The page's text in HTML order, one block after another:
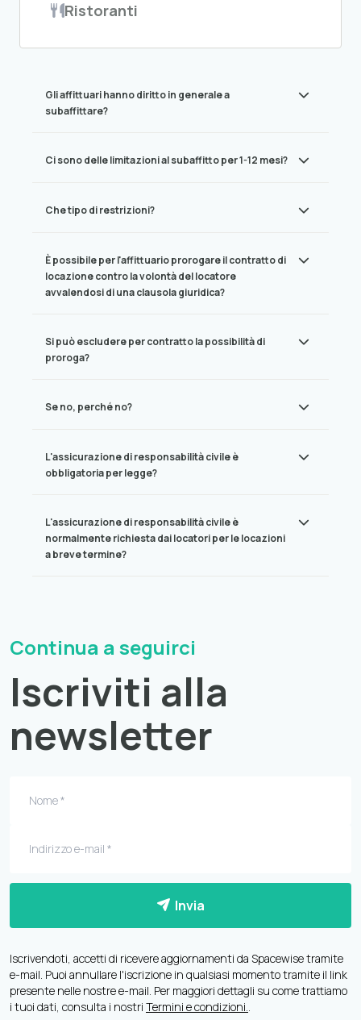
Ristoranti
Gli affittuari hanno diritto in generale a
subaffittare?
Ci sono delle limitazioni al subaffitto per 1-12 mesi?
Che tipo di restrizioni?
È possibile per l'affittuario prorogare il contratto di
locazione contro la volontà del locatore
avvalendosi di una clausola giuridica?
Si può escludere per contratto la possibilità di
proroga?
Se no, perché no?
L'assicurazione di responsabilità civile è
obbligatoria per legge?
L'assicurazione di responsabilità civile è
normalmente richiesta dai locatori per le locazioni
a breve termine?
Continua a seguirci
Iscriviti alla
newsletter
Invia
Iscrivendoti, accetti di ricevere aggiornamenti da Spacewise tramite
e-mail. Puoi annullare l'iscrizione in qualsiasi momento tramite il link
presente nelle nostre e-mail. Per maggiori dettagli su come trattiamo
i tuoi dati, consulta i nostri Termini e condizioni.